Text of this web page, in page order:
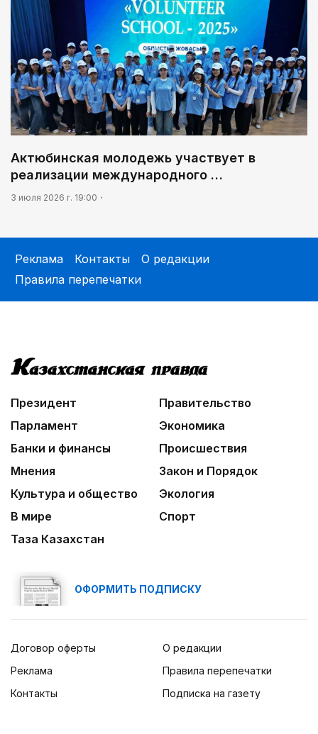
Актюбинская молодежь участвует в
реализации международного …
3 июля 2026 г. 19:00
Реклама Контакты
О редакции
Правила перепечатки
Президент
Правительство
Парламент
Экономика
Банки и финансы
Происшествия
Мнения
Закон и Порядок
Культура и общество
Экология
В мире
Спорт
Таза Казахстан
ОФОРМИТЬ ПОДПИСКУ
Договор оферты
Реклама
Контакты
О редакции
Правила перепечатки
Подписка на газету